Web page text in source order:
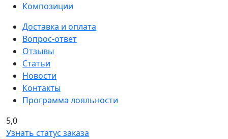
Композиции
Доставка и оплата
Вопрос-ответ
Отзывы
Статьи
Новости
Контакты
Программа лояльности
5,0
Узнать статус заказа